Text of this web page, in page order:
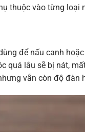
thuộc vào từng loại
để nấu canh
quá lâu sẽ bị nát,
vẫn còn độ đàn